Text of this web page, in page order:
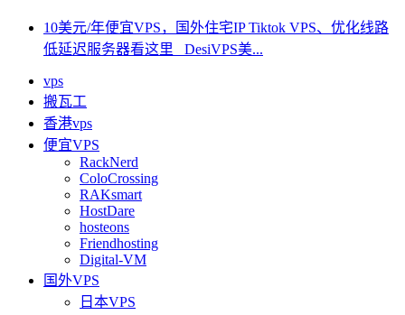
10美元/年便宜VPS，国外住宅IP Tiktok VPS、优化线路
低延迟服务器看这里 DesiVPS美...
vps
搬瓦工
香港vps
便宜VPS
RackNerd
ColoCrossing
RAKsmart
HostDare
hosteons
Friendhosting
Digital-VM
国外VPS
日本VPS